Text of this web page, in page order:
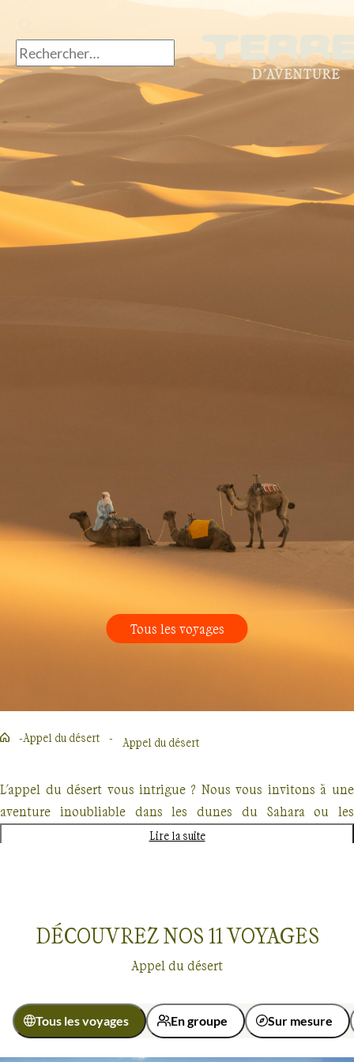
Appel du désert
Tous les voyages
Appel du désert Appel du désert
L'appel du désert vous intrigue ? Nous vous invitons à une
aventure inoubliable dans les dunes du Sahara ou les
étendues arides de l'Atacama. Imaginez-vous parcourir les
rencontre avec soi-même et la nature. Laissez-vous tenter par
ces expériences qui marquent l'esprit et le cœur.
Lire la suite
DÉCOUVREZ NOS 11VOYAGES
Appel du désert
Tous les voyages En groupe Sur mesure